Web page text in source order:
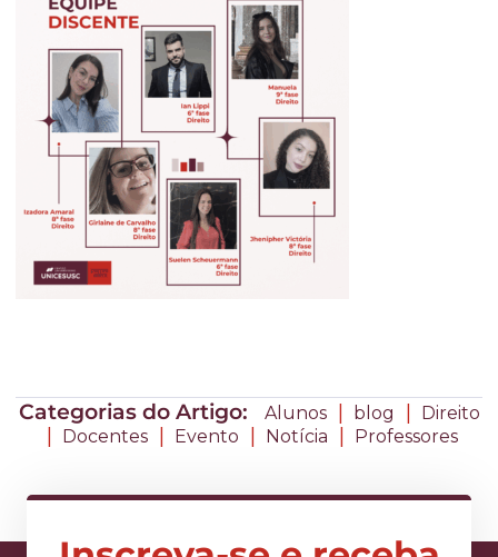
Categorias do Artigo: Alunos | blog | Direito
| Docentes | Evento | Notícia | Professores